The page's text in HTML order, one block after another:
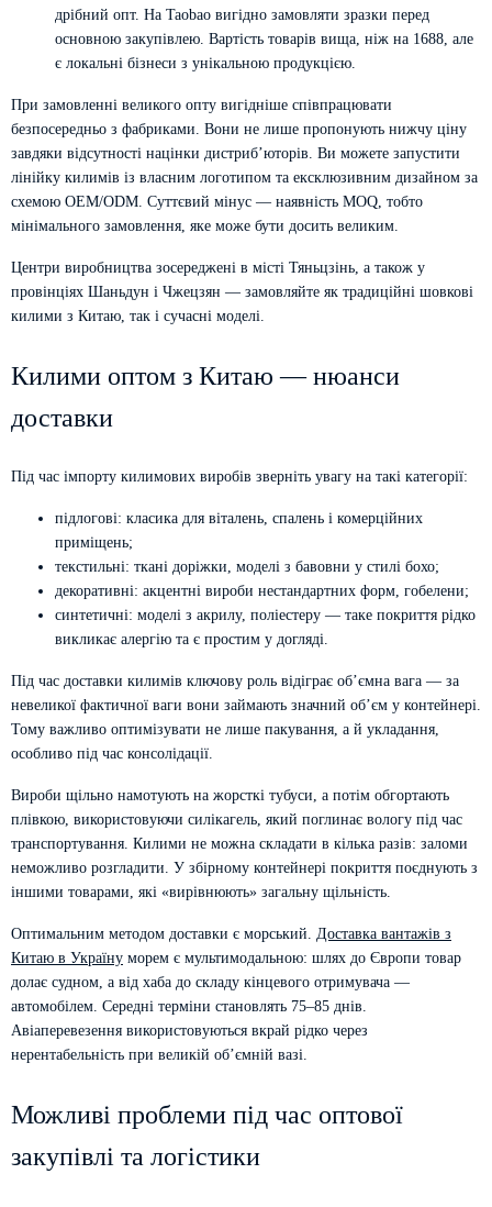
дрібний опт. На Taobao вигідно замовляти зразки перед
основною закупівлею. Вартість товарів вища, ніж на 1688, але
є локальні бізнеси з унікальною продукцією.
При замовленні великого опту вигідніше співпрацювати
безпосередньо з фабриками. Вони не лише пропонують нижчу ціну
завдяки відсутності націнки дистриб’юторів. Ви можете запустити
лінійку килимів із власним логотипом та ексклюзивним дизайном за
схемою OEM/ODM. Суттєвий мінус — наявність MOQ, тобто
мінімального замовлення, яке може бути досить великим.
Центри виробництва зосереджені в місті Тяньцзінь, а також у
провінціях Шаньдун і Чжецзян — замовляйте як традиційні шовкові
килими з Китаю, так і сучасні моделі.
Килими оптом з Китаю — нюанси
доставки
Під час імпорту килимових виробів зверніть увагу на такі категорії:
підлогові: класика для віталень, спалень і комерційних
приміщень;
текстильні: ткані доріжки, моделі з бавовни у стилі бохо;
декоративні: акцентні вироби нестандартних форм, гобелени;
синтетичні: моделі з акрилу, поліестеру — таке покриття рідко
викликає алергію та є простим у догляді.
Під час доставки килимів ключову роль відіграє об’ємна вага — за
невеликої фактичної ваги вони займають значний об’єм у контейнері.
Тому важливо оптимізувати не лише пакування, а й укладання,
особливо під час консолідації.
Вироби щільно намотують на жорсткі тубуси, а потім обгортають
плівкою, використовуючи силікагель, який поглинає вологу під час
транспортування. Килими не можна складати в кілька разів: заломи
неможливо розгладити. У збірному контейнері покриття поєднують з
іншими товарами, які «вирівнюють» загальну щільність.
Оптимальним методом доставки є морський. Доставка вантажів з
Китаю в Україну морем є мультимодальною: шлях до Європи товар
долає судном, а від хаба до складу кінцевого отримувача —
автомобілем. Середні терміни становлять 75–85 днів.
Авіаперевезення використовуються вкрай рідко через
нерентабельність при великій об’ємній вазі.
Можливі проблеми під час оптової
закупівлі та логістики